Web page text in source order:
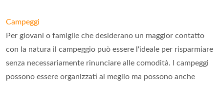
Campeggi
Per giovani o famiglie che desiderano un maggior contatto
con la natura il campeggio può essere l'ideale per risparmiare
senza necessariamente rinunciare alle comodità. I campeggi
possono essere organizzati al meglio ma possono anche